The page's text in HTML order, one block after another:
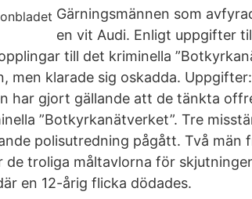
Gärningsmännen som
en vit Audi. Enligt uppgifter
till det kriminella
men klarade sig oskadda.
har gjort gällande att de tänkta
”Botkyrkanätverket”. Tre
polisutredning pågått. Två män
troliga måltavlorna för
en 12-årig flicka dödades.